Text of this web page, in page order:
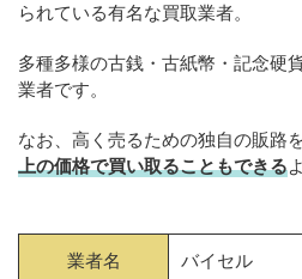
られている有名な買取業者。
多種多様の古銭・古紙幣・記念硬
業者です。
なお、高く売るための独自の販路
上の価格で買い取ることもできる
業者名 バイセル